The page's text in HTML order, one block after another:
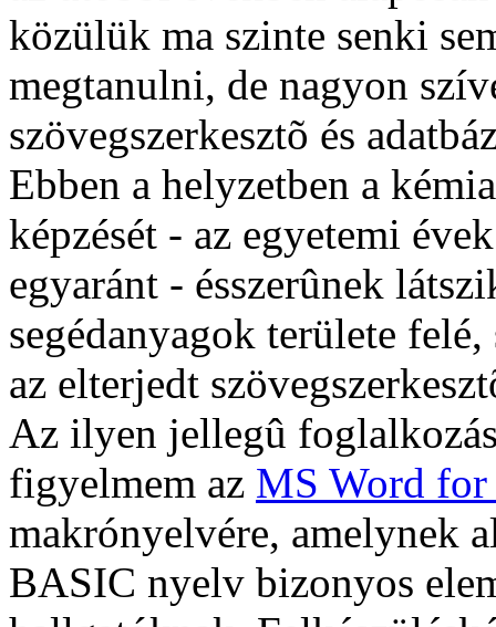
közülük ma szinte senki
megtanulni, de nagyon
szövegszerkesztõ és
Ebben a helyzetben a
képzését - az egyetemi
egyaránt - ésszerûnek
segédanyagok területe
az elterjedt
Az ilyen jellegû
figyelmem az MS Word
makrónyelvére, amelynek
BASIC nyelv bizonyos